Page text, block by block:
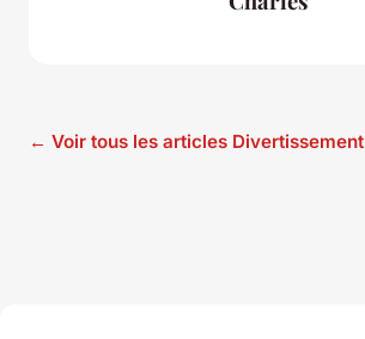
← Voir tous les articles Divertissement